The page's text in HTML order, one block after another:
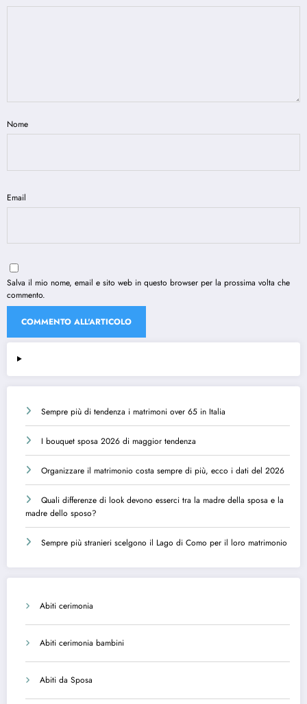
Nome
Email
Salva il mio nome, email e sito web in questo browser per la prossima volta che
commento.
Sempre più di tendenza i matrimoni over 65 in Italia
I bouquet sposa 2026 di maggior tendenza
Organizzare il matrimonio costa sempre di più, ecco i dati del 2026
Quali differenze di look devono esserci tra la madre della sposa e la
madre dello sposo?
Sempre più stranieri scelgono il Lago di Como per il loro matrimonio
Abiti cerimonia
Abiti cerimonia bambini
Abiti da Sposa